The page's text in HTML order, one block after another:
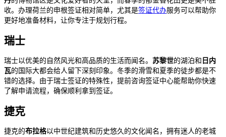
收。办理荷兰的申根签证相对简单，尤其是签证代办服务可以帮助你
更好地准备材料，让你专注于规划行程。
瑞士
瑞士以优美的自然风光和高品质的生活而闻名。 苏黎世的湖泊和 日内
瓦的国际大都会给人留下深刻印象。冬季的滑雪和夏季的徒步都是不
错的选择。由于瑞士签证的特殊性，提前咨询签证中心能帮助你快速
了解申请流程，确保顺利拿到签证。
捷克
捷克的布拉格以中世纪建筑和历史悠久的文化闻名，拥有迷人的老城